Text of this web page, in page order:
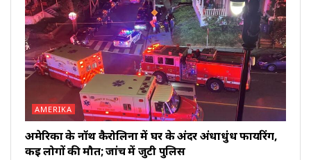
AMERIKA
अमेरिका के नॉर्थ कैरोलिना में घर के अंदर अंधाधुंध फायरिंग,
कई लोगों की मौत; जांच में जुटी पुलिस